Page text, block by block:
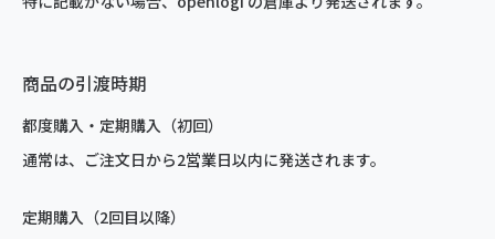
商品の引渡時期
都度購入・定期購入（初回）
通常は、ご注文日から2営業日以内に発送されます。
定期購入（2回目以降）